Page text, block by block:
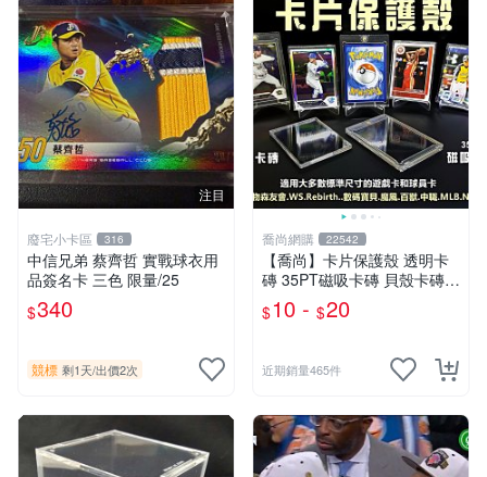
注目
廢宅小卡區 316
中信兄弟 蔡齊哲 實戰球衣用
品簽名卡 三色 限量/25
$340
競標 剩1天/出價2次
喬尚網購 22542
【喬尚】卡片保護殼 透明卡
磚 35PT磁吸卡磚 貝殼卡磚
球員卡保護殼 卡磚展示架 寶
可夢 遊戲卡 球員卡
$10 - $20
近期銷量465件